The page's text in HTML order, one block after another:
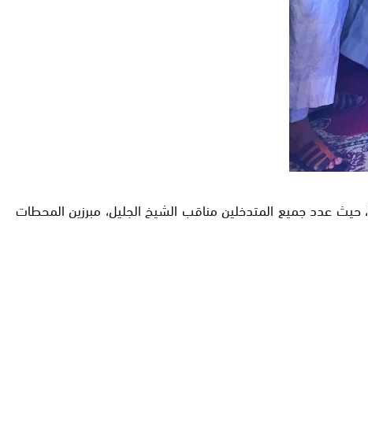
واحتضنت منطقة “أربيب بلاو ” بالجماعة القروية تفاريتي –إقليم السمارة ، فعاليات الموسم الديني أمس الجمعة 13 أبريل 2018، حيث عدد جميع المتدخلين مناقب الشيخ الجليل، مبرزين المحطات